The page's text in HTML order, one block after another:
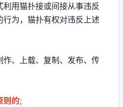
用猫扑接或间接从事违反
为，猫扑有权对违反上述
作、上载、复制、发布、传
则的;